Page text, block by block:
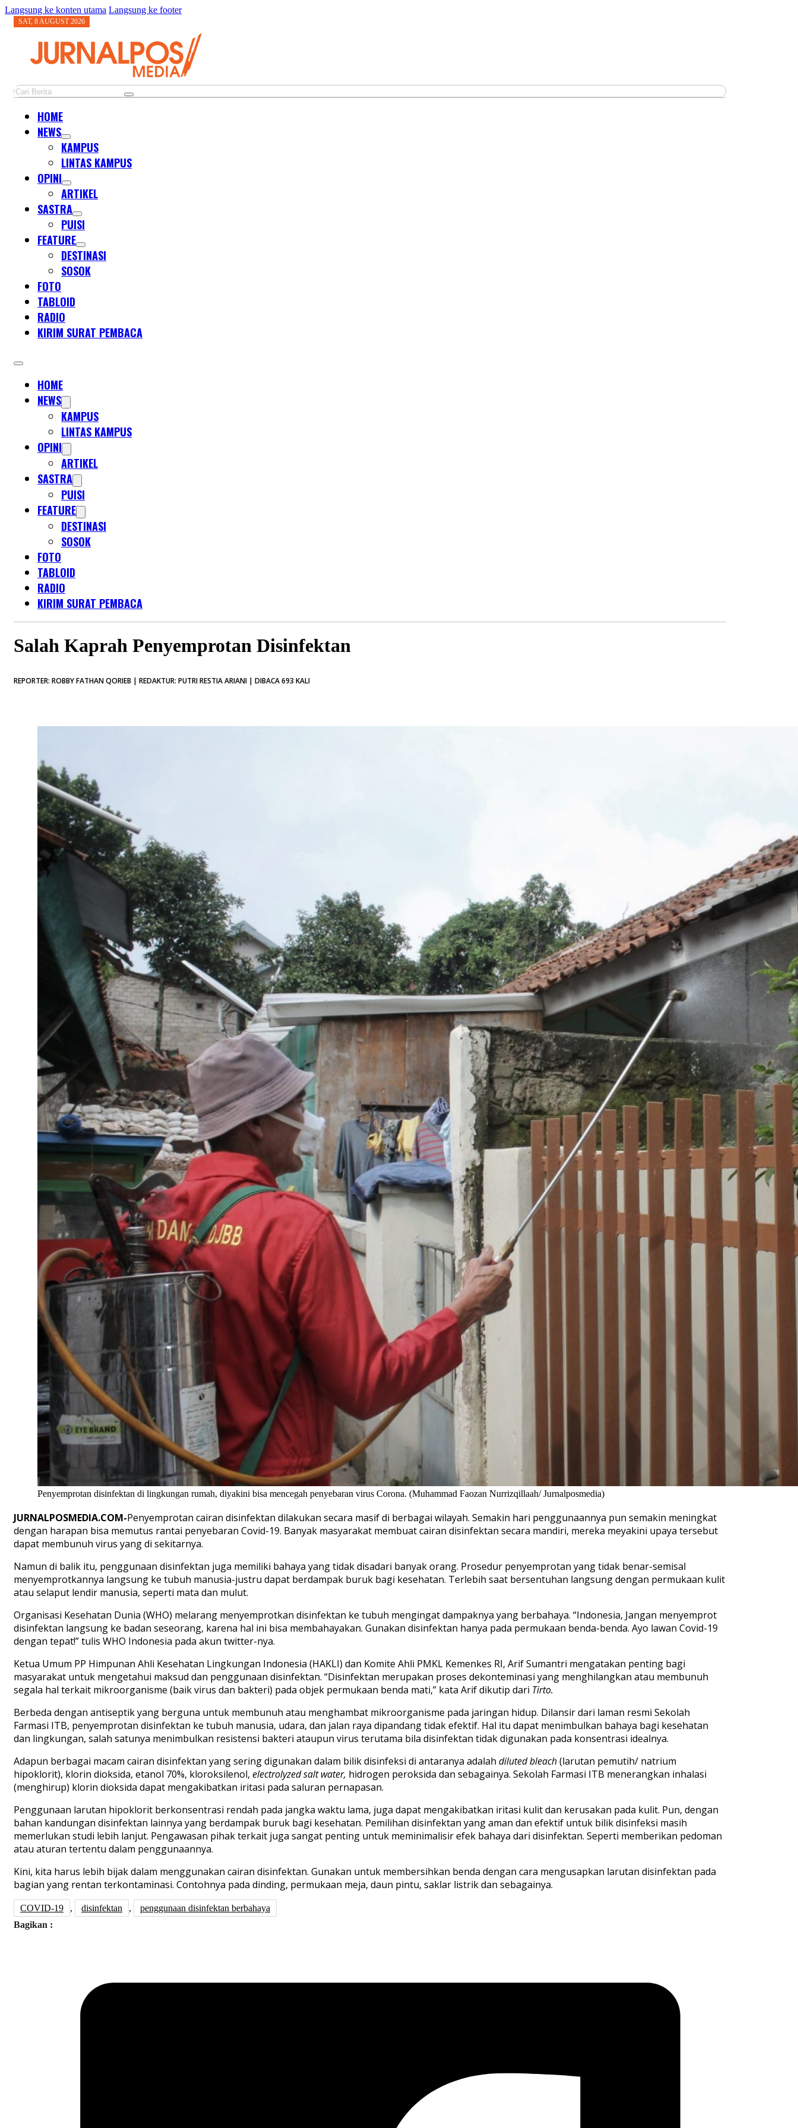
Langsung ke konten utama Langsung ke footer
SAT, 8 AUGUST 2026
Cari
HOME
NEWS
KAMPUS
LINTAS KAMPUS
OPINI
ARTIKEL
SASTRA
PUISI
FEATURE
DESTINASI
SOSOK
FOTO
TABLOID
RADIO
KIRIM SURAT PEMBACA
HOME
NEWS
KAMPUS
LINTAS KAMPUS
OPINI
ARTIKEL
SASTRA
PUISI
FEATURE
DESTINASI
SOSOK
FOTO
TABLOID
RADIO
KIRIM SURAT PEMBACA
Salah Kaprah Penyemprotan Disinfektan
REPORTER: ROBBY FATHAN QORIEB | REDAKTUR: PUTRI RESTIA ARIANI | DIBACA 693 KALI
Penyemprotan disinfektan di lingkungan rumah, diyakini bisa mencegah penyebaran virus Corona. (Muhammad Faozan Nurrizqillaah/ Jurnalposmedia)
JURNALPOSMEDIA.COM-Penyemprotan cairan disinfektan dilakukan secara masif di berbagai wilayah. Semakin hari penggunaannya pun semakin meningkat
dengan harapan bisa memutus rantai penyebaran Covid-19. Banyak masyarakat membuat cairan disinfektan secara mandiri, mereka meyakini upaya tersebut
dapat membunuh virus yang di sekitarnya.
Namun di balik itu, penggunaan disinfektan juga memiliki bahaya yang tidak disadari banyak orang. Prosedur penyemprotan yang tidak benar-semisal
menyemprotkannya langsung ke tubuh manusia-justru dapat berdampak buruk bagi kesehatan. Terlebih saat bersentuhan langsung dengan permukaan kulit
atau selaput lendir manusia, seperti mata dan mulut.
Organisasi Kesehatan Dunia (WHO) melarang menyemprotkan disinfektan ke tubuh mengingat dampaknya yang berbahaya. “Indonesia, Jangan menyemprot
disinfektan langsung ke badan seseorang, karena hal ini bisa membahayakan. Gunakan disinfektan hanya pada permukaan benda-benda. Ayo lawan Covid-19
dengan tepat!” tulis WHO Indonesia pada akun twitter-nya.
Ketua Umum PP Himpunan Ahli Kesehatan Lingkungan Indonesia (HAKLI) dan Komite Ahli PMKL Kemenkes RI, Arif Sumantri mengatakan penting bagi
masyarakat untuk mengetahui maksud dan penggunaan disinfektan. “Disinfektan merupakan proses dekonteminasi yang menghilangkan atau membunuh
segala hal terkait mikroorganisme (baik virus dan bakteri) pada objek permukaan benda mati,” kata Arif dikutip dari Tirto.
Berbeda dengan antiseptik yang berguna untuk membunuh atau menghambat mikroorganisme pada jaringan hidup. Dilansir dari laman resmi Sekolah
Farmasi ITB, penyemprotan disinfektan ke tubuh manusia, udara, dan jalan raya dipandang tidak efektif. Hal itu dapat menimbulkan bahaya bagi kesehatan
dan lingkungan, salah satunya menimbulkan resistensi bakteri ataupun virus terutama bila disinfektan tidak digunakan pada konsentrasi idealnya.
Adapun berbagai macam cairan disinfektan yang sering digunakan dalam bilik disinfeksi di antaranya adalah diluted bleach(larutan pemutih/ natrium
hipoklorit), klorin dioksida, etanol 70%, kloroksilenol, electrolyzed salt water, hidrogen peroksida dan sebagainya. Sekolah Farmasi ITB menerangkan inhalasi
(menghirup) klorin dioksida dapat mengakibatkan iritasi pada saluran pernapasan.
Penggunaan larutan hipoklorit berkonsentrasi rendah pada jangka waktu lama, juga dapat mengakibatkan iritasi kulit dan kerusakan pada kulit. Pun, dengan
bahan kandungan disinfektan lainnya yang berdampak buruk bagi kesehatan. Pemilihan disinfektan yang aman dan efektif untuk bilik disinfeksi masih
memerlukan studi lebih lanjut. Pengawasan pihak terkait juga sangat penting untuk meminimalisir efek bahaya dari disinfektan. Seperti memberikan pedoman
atau aturan tertentu dalam penggunaannya.
Kini, kita harus lebih bijak dalam menggunakan cairan disinfektan. Gunakan untuk membersihkan benda dengan cara mengusapkan larutan disinfektan pada
bagian yang rentan terkontaminasi. Contohnya pada dinding, permukaan meja, daun pintu, saklar listrik dan sebagainya.
COVID-19 , disinfektan ,
penggunaan disinfektan berbahaya
Bagikan :